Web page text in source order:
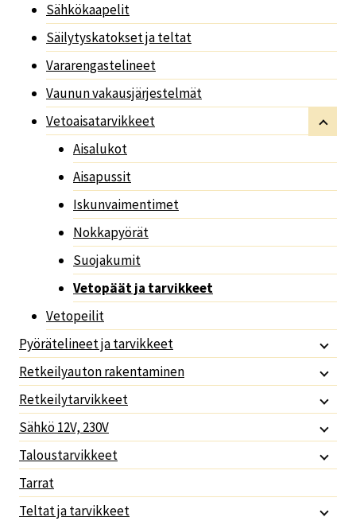
Sähkökaapelit
Säilytyskatokset ja teltat
Vararengastelineet
Vaunun vakausjärjestelmät
Vetoaisatarvikkeet
Aisalukot
Aisapussit
Iskunvaimentimet
Nokkapyörät
Suojakumit
Vetopäät ja tarvikkeet
Vetopeilit
Pyörätelineet ja tarvikkeet
Retkeilyauton rakentaminen
Retkeilytarvikkeet
Sähkö 12V, 230V
Taloustarvikkeet
Tarrat
Teltat ja tarvikkeet